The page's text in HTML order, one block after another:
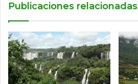
Publicaciones relacionadas